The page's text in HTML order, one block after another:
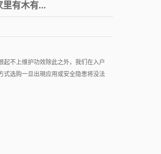
里有木有...
不上维护功效除此之外，我们在入户
式选购一旦出現应用或安全隐患将没法